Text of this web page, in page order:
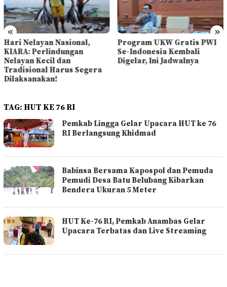
« »
Hari Nelayan Nasional,
KIARA: Perlindungan
Nelayan Kecil dan
Tradisional Harus Segera
Dilaksanakan!
Program UKW Gratis PWI
Se-Indonesia Kembali
Digelar, Ini Jadwalnya
TAG: HUT KE 76 RI
Pemkab Lingga Gelar Upacara HUT ke 76
RI Berlangsung Khidmad
Babinsa Bersama Kapospol dan Pemuda
Pemudi Desa Batu Belubang Kibarkan
Bendera Ukuran 5 Meter
HUT Ke-76 RI, Pemkab Anambas Gelar
Upacara Terbatas dan Live Streaming